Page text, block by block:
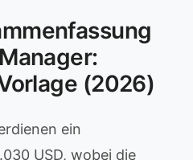
(2026)
ein
USD, wobei die